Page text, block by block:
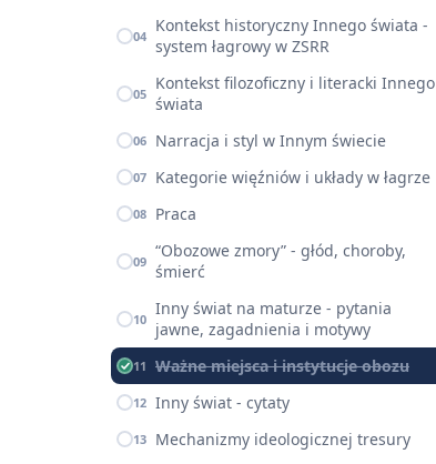
04 Kontekst historyczny Innego świata -
system łagrowy w ZSRR
05 Kontekst filozoficzny i literacki Innego
świata
06 Narracja i styl w Innym świecie
07 Kategorie więźniów i układy w łagrze
08 Praca
09 “Obozowe zmory” - głód, choroby,
śmierć
10 Inny świat na maturze - pytania
jawne, zagadnienia i motywy
11 Ważne miejsca i instytucje obozu
12 Inny świat - cytaty
13 Mechanizmy ideologicznej tresury